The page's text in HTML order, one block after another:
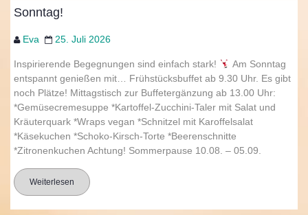
Sonntag!
Eva 25. Juli 2026
Inspirierende Begegnungen sind einfach stark!
Am Sonntag
entspannt genießen mit… Frühstücksbuffet ab 9.30 Uhr. Es gibt
noch Plätze! Mittagstisch zur Buffetergänzung ab 13.00 Uhr:
*Gemüsecremesuppe *Kartoffel-Zucchini-Taler mit Salat und
Kräuterquark *Wraps vegan *Schnitzel mit Karoffelsalat
*Käsekuchen *Schoko-Kirsch-Torte *Beerenschnitte
*Zitronenkuchen Achtung! Sommerpause 10.08. – 05.09.
Weiterlesen